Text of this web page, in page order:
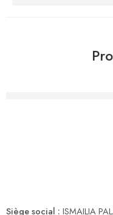
Siège social : ISMAILIA